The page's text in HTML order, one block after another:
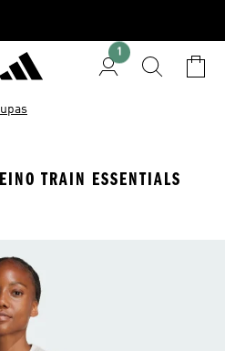
1
TRAIN ESSENTIALS